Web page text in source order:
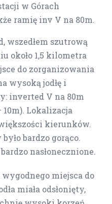
w Górach
ramię inv V na 80m.
wszedłem szutrową
około 1,5 kilometra
do zorganizowania
wysoką jodłę i
inverted V na 80m
10m). Lokalizacja
kierunków.
bardzo gorąco.
nasłonecznione.
miejsca do
miała odsłonięty,